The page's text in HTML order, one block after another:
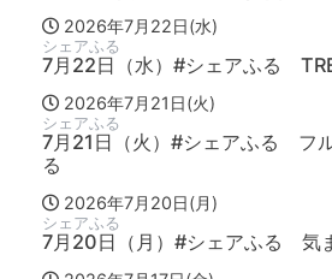
2026年7月22日(水)
シェアふる
7月22日（水）#シェアふる
2026年7月21日(火)
シェアふる
7月21日（火）#シェアふる フ
る
2026年7月20日(月)
シェアふる
7月20日（月）#シェアふる 気